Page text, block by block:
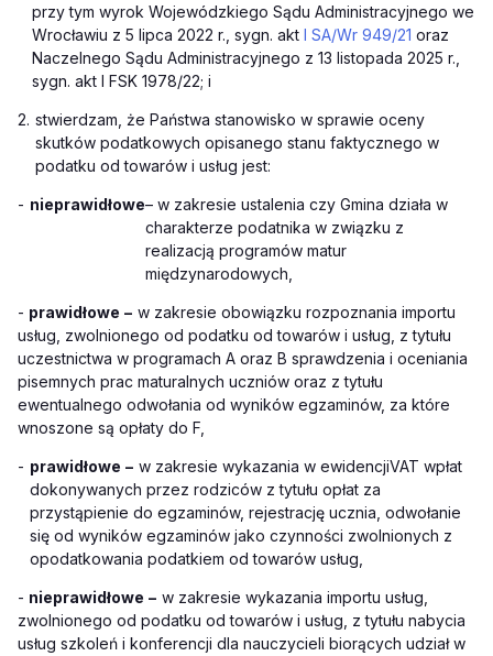
przy tym wyrok Wojewódzkiego Sądu Administracyjnego we
Wrocławiu z 5 lipca 2022 r., sygn. akt I SA/Wr 949/21 oraz
Naczelnego Sądu Administracyjnego z 13 listopada 2025 r.,
sygn. akt I FSK 1978/22; i
2. stwierdzam, że Państwa stanowisko w sprawie oceny
skutków podatkowych opisanego stanu faktycznego w
podatku od towarów i usług jest:
- nieprawidłowe– w zakresie ustalenia czy Gmina działa w
charakterze podatnika w związku z
realizacją programów matur
międzynarodowych,
- prawidłowe – w zakresie obowiązku rozpoznania importu
usług, zwolnionego od podatku od towarów i usług, z tytułu
uczestnictwa w programach A oraz B sprawdzenia i oceniania
pisemnych prac maturalnych uczniów oraz z tytułu
ewentualnego odwołania od wyników egzaminów, za które
wnoszone są opłaty do F,
- prawidłowe – w zakresie wykazania w ewidencjiVAT wpłat
dokonywanych przez rodziców z tytułu opłat za
przystąpienie do egzaminów, rejestrację ucznia, odwołanie
się od wyników egzaminów jako czynności zwolnionych z
opodatkowania podatkiem od towarów usług,
- nieprawidłowe – w zakresie wykazania importu usług,
zwolnionego od podatku od towarów i usług, z tytułu nabycia
usług szkoleń i konferencji dla nauczycieli biorących udział w